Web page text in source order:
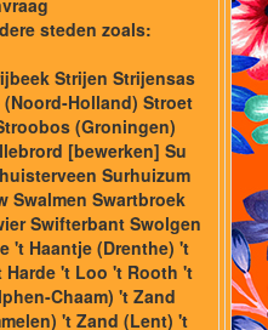
steden zoals:
Strijen Strijensas
Holland) Stroet
(Groningen)
[bewerken] Su
Surhuizum
Swalmen Swartbroek
Swifterbant Swolgen
't Haantje (Drenthe) 't
Harde 't Loo 't Rooth 't
Chaam) 't Zand
't Zand (Lent) 't